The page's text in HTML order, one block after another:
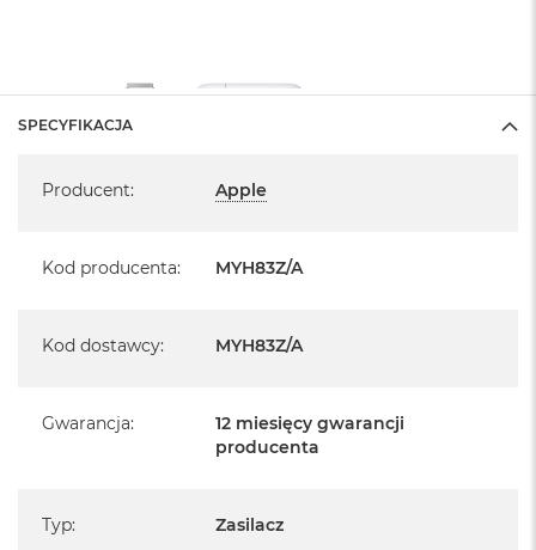
SPECYFIKACJA
Producent: Apple
Kod producenta: MYH83Z/A
Kod dostawcy: MYH83Z/A
Gwarancja:
12 miesięcy gwarancji
producenta
Typ: Zasilacz